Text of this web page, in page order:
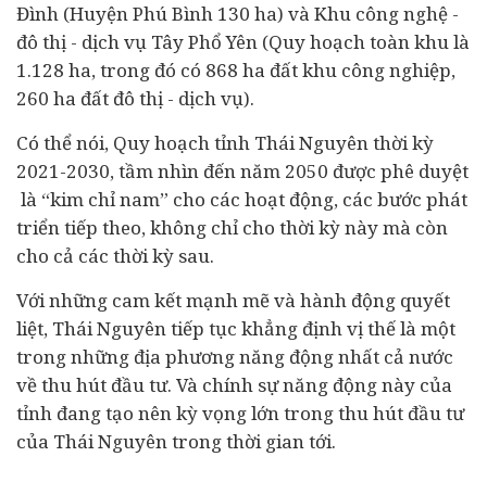
Đình (Huyện Phú Bình 130 ha) và Khu công nghệ -
đô thị - dịch vụ Tây Phổ Yên (Quy hoạch toàn khu là
1.128 ha, trong đó có 868 ha đất khu công nghiệp,
260 ha đất đô thị - dịch vụ).
Có thể nói, Quy hoạch tỉnh Thái Nguyên thời kỳ
2021-2030, tầm nhìn đến năm 2050 được phê duyệt
là “kim chỉ nam” cho các hoạt động, các bước phát
triển tiếp theo, không chỉ cho thời kỳ này mà còn
cho cả các thời kỳ sau.
Với những cam kết mạnh mẽ và hành động quyết
liệt, Thái Nguyên tiếp tục khẳng định vị thế là một
trong những địa phương năng động nhất cả nước
về thu hút đầu tư. Và chính sự năng động này của
tỉnh đang tạo nên kỳ vọng lớn trong thu hút đầu tư
của Thái Nguyên trong thời gian tới.